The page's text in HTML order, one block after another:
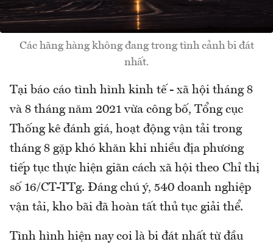
Các hãng hàng không đang trong tình cảnh bi đát
nhất.
Tại báo cáo tình hình kinh tế - xã hội tháng 8
và 8 tháng năm 2021 vừa công bố, Tổng cục
Thống kê đánh giá, hoạt động vận tải trong
tháng 8 gặp khó khăn khi nhiều địa phương
tiếp tục thực hiện giãn cách xã hội theo Chỉ thị
số 16/CT-TTg. Đáng chú ý, 540 doanh nghiệp
vận tải, kho bãi đã hoàn tất thủ tục giải thể.
Tình hình hiện nay coi là bi đát nhất từ đầu